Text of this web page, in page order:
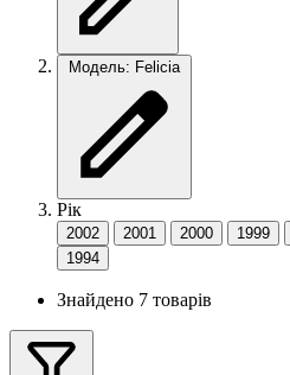
Модель: Felicia
Рік
2002 2001 2000 1999
1994
Знайдено 7 товарів